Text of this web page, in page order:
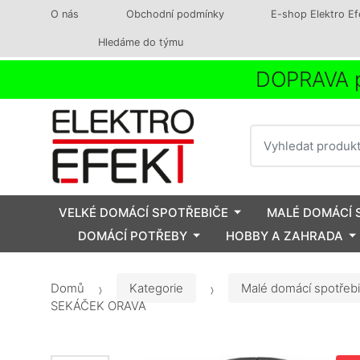
O nás Obchodní podmínky E-shop Elektro
Hledáme do týmu
VELKÉ DOMÁCÍ SPOTŘEBIČE
MALÉ DOMÁCÍ
DOMÁCÍ POTŘEBY
HOBBY A ZAHRADA
Domů Kategorie
Malé domácí
SEKÁČEK ORAVA